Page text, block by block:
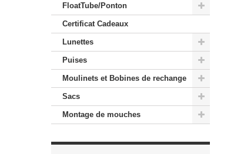
FloatTube/Ponton
Certificat Cadeaux
Lunettes
Puises
Moulinets et Bobines de rechange
Sacs
Montage de mouches